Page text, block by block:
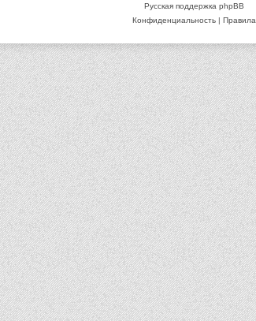
Русская поддержка phpBB
Конфиденциальность| Правила